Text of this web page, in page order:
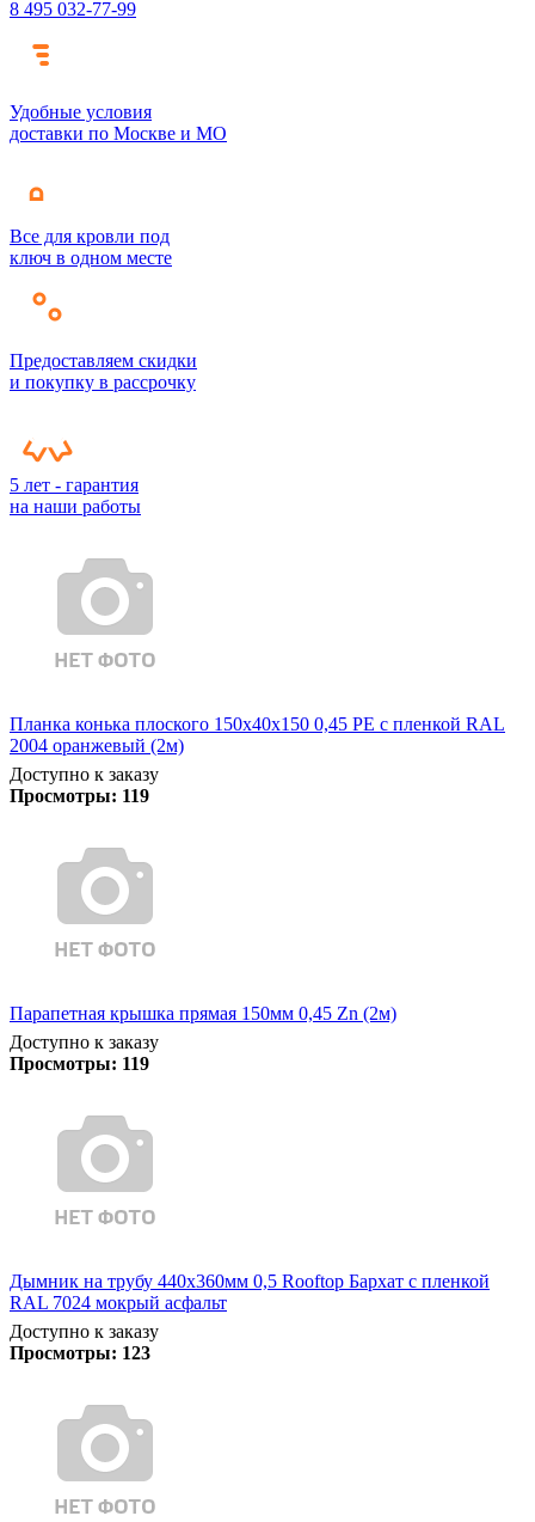
8 495 032-77-99
Удобные условия
доставки по Москве и МО
Все для кровли под
ключ в одном месте
Предоставляем скидки
и покупку в рассрочку
5 лет - гарантия
на наши работы
Планка конька плоского 150х40х150 0,45 PE с пленкой RAL
2004 оранжевый (2м)
Доступно к заказу
Просмотры: 119
Парапетная крышка прямая 150мм 0,45 Zn (2м)
Доступно к заказу
Просмотры: 119
Дымник на трубу 440х360мм 0,5 Rooftop Бархат с пленкой
RAL 7024 мокрый асфальт
Доступно к заказу
Просмотры: 123